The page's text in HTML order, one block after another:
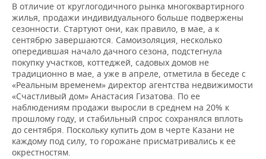
В отличие от круглогодичного рынка многоквартирного
жилья, продажи индивидуального больше подвержены
сезонности. Стартуют они, как правило, в мае, а к
сентябрю завершаются. Самоизоляция, несколько
опередившая начало дачного сезона, подстегнула
покупку участков, коттеджей, садовых домов не
традиционно в мае, а уже в апреле, отметила в беседе с
«Реальным временем» директор агентства недвижимости
«Счастливый дом» Анастасия Гизатова. По ее
наблюдениям продажи выросли в среднем на 20% к
прошлому году, и стабильный спрос сохранялся вплоть
до сентября. Поскольку купить дом в черте Казани не
каждому под силу, то горожане присматривались к ее
окрестностям.